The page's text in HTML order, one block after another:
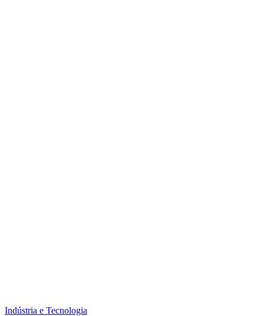
Indústria e Tecnologia